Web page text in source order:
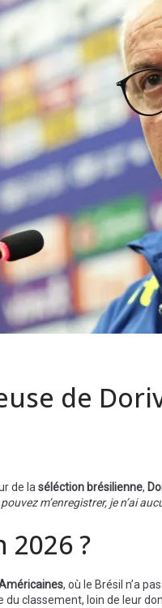
de
de la séléction brésilienne,
m’enregistrer, je n’ai
2026 ?
, où le Brésil n’a
classement, loin de leur